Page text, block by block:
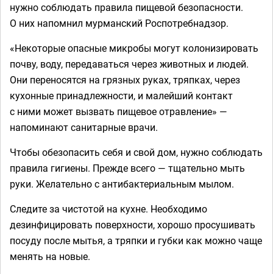
нужно соблюдать правила пищевой безопасности.
О них напомнил мурманский Роспотребнадзор.
«Некоторые опасные микробы могут колонизировать
почву, воду, передаваться через животных и людей.
Они переносятся на грязных руках, тряпках, через
кухонные принадлежности, и малейший контакт
с ними может вызвать пищевое отравление» —
напоминают санитарные врачи.
Чтобы обезопасить себя и свой дом, нужно соблюдать
правила гигиены. Прежде всего — тщательно мыть
руки. Желательно с антибактериальным мылом.
Следите за чистотой на кухне. Необходимо
дезинфицировать поверхности, хорошо просушивать
посуду после мытья, а тряпки и губки как можно чаще
менять на новые.